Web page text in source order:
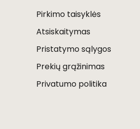
Pirkimo taisyklės
Atsiskaitymas
Pristatymo sąlygos
Prekių grąžinimas
Privatumo politika